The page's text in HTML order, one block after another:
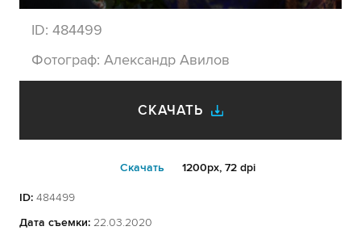
ID: 484499
Фотограф: Александр Авилов
СКАЧАТЬ
Cкачать 1200px, 72 dpi
ID: 484499
Дата съемки: 22.03.2020